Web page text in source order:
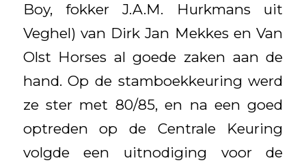
Boy, fokker J.A.M. Hurkmans uit
Veghel) van Dirk Jan Mekkes en Van
Olst Horses al goede zaken aan de
hand. Op de stamboekkeuring werd
ze ster met 80/85, en na een goed
optreden op de Centrale Keuring
volgde een uitnodiging voor de